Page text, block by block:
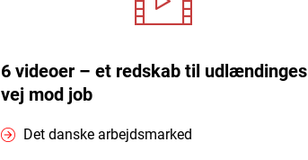
6 videoer – et redskab til udlændinges
vej mod job
Det danske arbejdsmarked